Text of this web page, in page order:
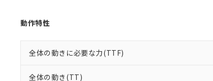
動作特性
全体の動きに必要な力(TTF)
全体の動き(TT)